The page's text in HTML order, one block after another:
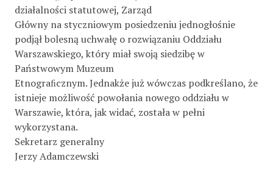
działalności statutowej, Zarząd
Główny na styczniowym posiedzeniu jednogłośnie
podjął bolesną uchwałę o rozwiązaniu Oddziału
Warszawskiego, który miał swoją siedzibę w
Państwowym Muzeum
Etnograﬁcznym. Jednakże już wówczas podkreślano, że
istnieje możliwość powołania nowego oddziału w
Warszawie, która, jak widać, została w pełni
wykorzystana.
Sekretarz generalny
Jerzy Adamczewski